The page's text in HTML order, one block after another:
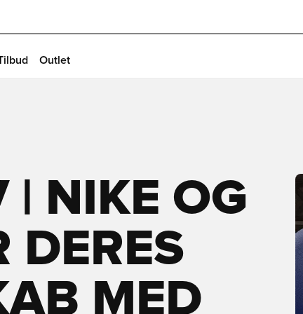
Outlet
| NIKE OG
DERES
MED